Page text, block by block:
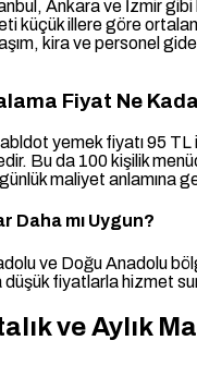
Ankara ve İzmir
küçük illere göre
kira ve personel
Fiyat Ne
yemek fiyatı 95
Bu da 100 kişilik
maliyet anlamına
Daha mı Uygun?
ve Doğu Anadolu
düşük fiyatlarla hizmet
ve Aylık